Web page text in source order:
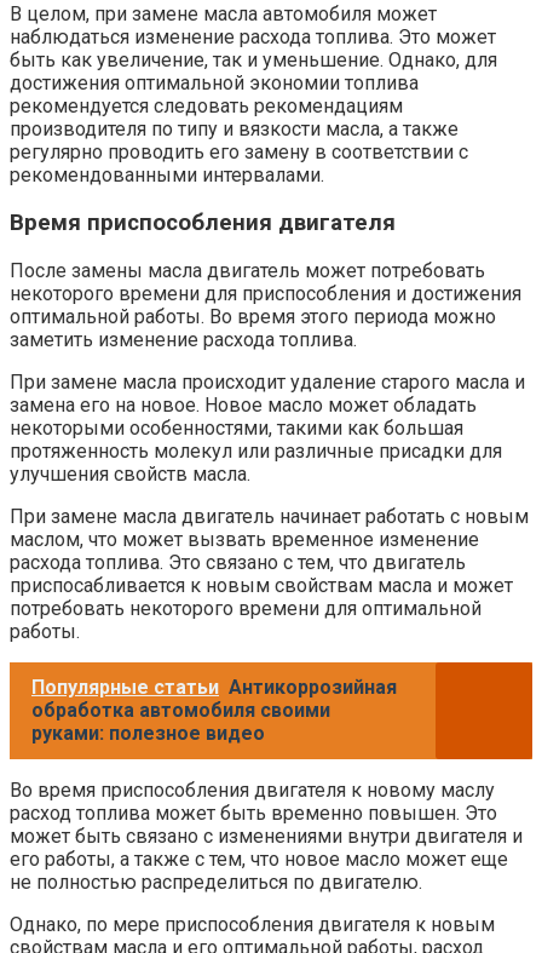
В целом, при замене масла автомобиля может
наблюдаться изменение расхода топлива. Это может
быть как увеличение, так и уменьшение. Однако, для
достижения оптимальной экономии топлива
рекомендуется следовать рекомендациям
производителя по типу и вязкости масла, а также
регулярно проводить его замену в соответствии с
рекомендованными интервалами.
Время приспособления двигателя
После замены масла двигатель может потребовать
некоторого времени для приспособления и достижения
оптимальной работы. Во время этого периода можно
заметить изменение расхода топлива.
При замене масла происходит удаление старого масла и
замена его на новое. Новое масло может обладать
некоторыми особенностями, такими как большая
протяженность молекул или различные присадки для
улучшения свойств масла.
При замене масла двигатель начинает работать с новым
маслом, что может вызвать временное изменение
расхода топлива. Это связано с тем, что двигатель
приспосабливается к новым свойствам масла и может
потребовать некоторого времени для оптимальной
работы.
Популярные статьи Антикоррозийная
обработка автомобиля своими
руками: полезное видео
Во время приспособления двигателя к новому маслу
расход топлива может быть временно повышен. Это
может быть связано с изменениями внутри двигателя и
его работы, а также с тем, что новое масло может еще
не полностью распределиться по двигателю.
Однако, по мере приспособления двигателя к новым
свойствам масла и его оптимальной работы, расход